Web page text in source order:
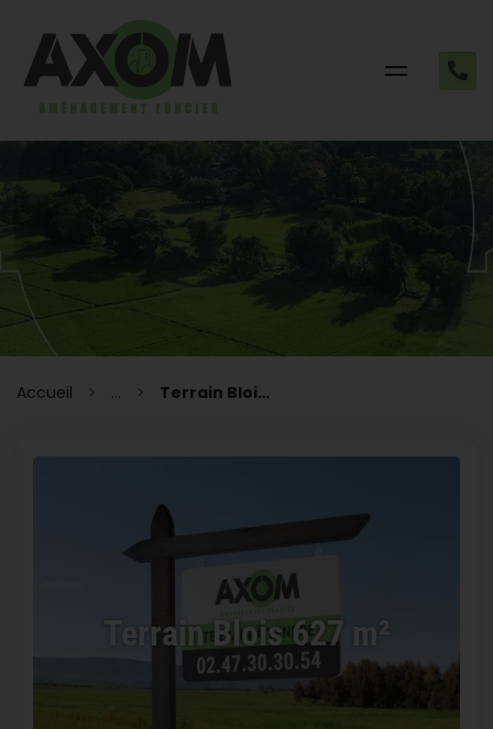
Terrain Blois 627 m²
Accueil ... Terrain Blois 627 m²